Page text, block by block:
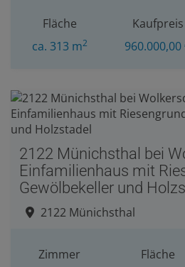
Fläche
ca. 313 m2
Kaufpreis
960.000,00
2122 Münichsthal bei
Einfamilienhaus mit
Gewölbekeller und
2122 Münichsthal
Zimmer
Fläche